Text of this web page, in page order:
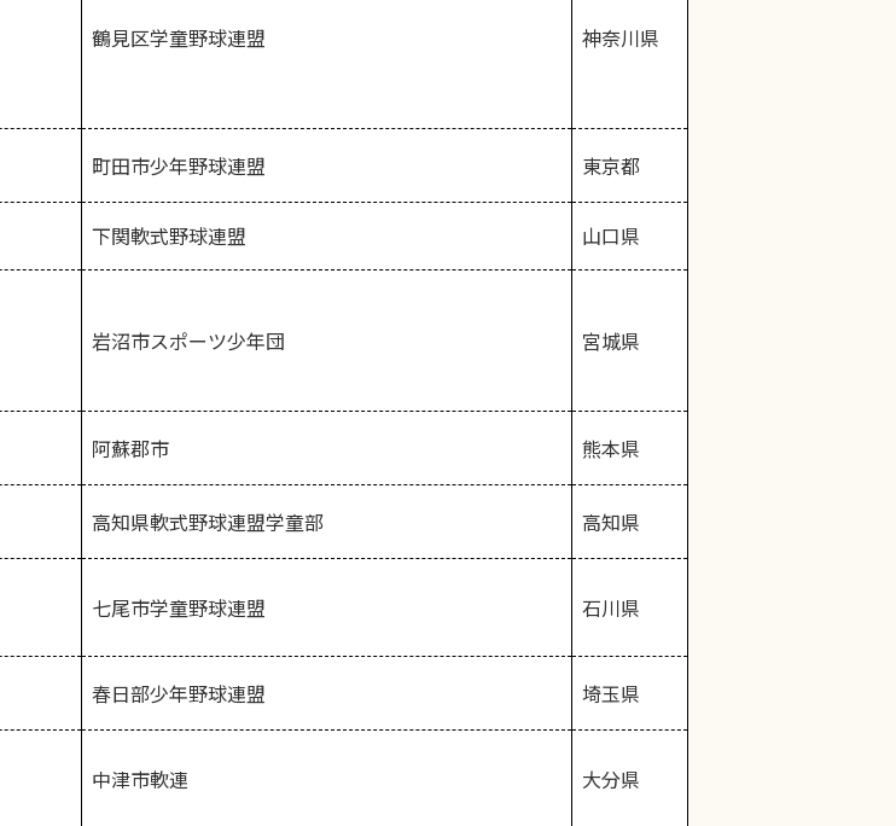
鶴見区学童野球連盟 神奈川県
町田市少年野球連盟 東京都
下関軟式野球連盟 山口県
岩沼市スポーツ少年団 宮城県
阿蘇郡市 熊本県
高知県軟式野球連盟学童部 高知県
七尾市学童野球連盟 石川県
春日部少年野球連盟 埼玉県
中津市軟連 大分県